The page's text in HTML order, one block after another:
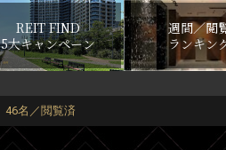
REIT FIND
5大キャンペーン
週間／閲
ランキン
46名／閲覧済